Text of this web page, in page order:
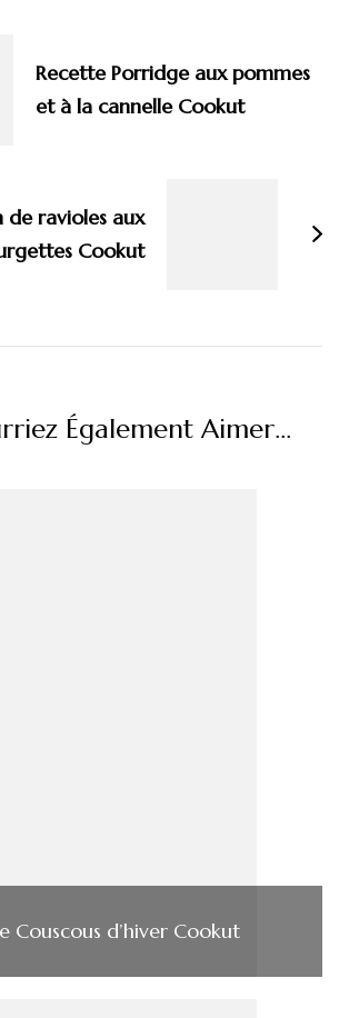
Recette Porridge aux pommes
et à la cannelle Cookut
ravioles aux
Cookut
Également Aimer...
Couscous d’hiver Cookut